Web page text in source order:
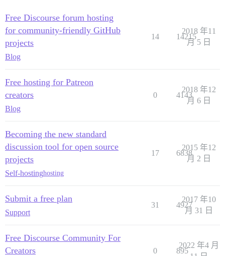
Free Discourse forum hosting
for community-friendly GitHub
projects
Blog
14 14215
2018 年11
月 5 日
Free hosting for Patreon
creators
Blog
0 4143
2018 年12
月 6 日
Becoming the new standard
discussion tool for open source
projects
Self-hostinghosting
17 6838
2015 年12
月 2 日
Submit a free plan
Support
31 4927
2017 年10
月 31 日
Free Discourse Community For
Creators
0 895
2022 年4 月